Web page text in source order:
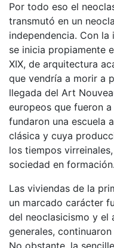
Por todo eso el
transmutó en un
independencia. Con
se inicia propiamente
XIX, de arquitectura
que vendría a morir a
llegada del Art
europeos que fueron
fundaron una escuela
clásica y cuya
los tiempos
sociedad en formación.
Las viviendas de la
un marcado carácter
del neoclasicismo y el
generales,
No obstante, la